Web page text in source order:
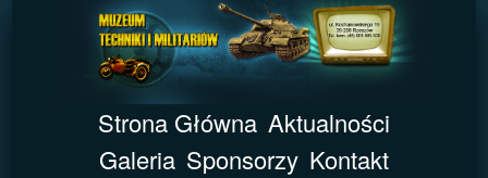
Strona Główna Aktualności
Galeria Sponsorzy Kontakt